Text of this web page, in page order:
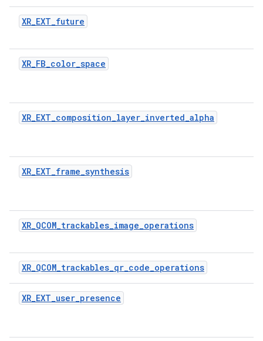
XR_EXT_future
XR_FB_color_space
XR_EXT_composition_layer_inverted_alpha
XR_EXT_frame_synthesis
XR_QCOM_trackables_image_operations
XR_QCOM_trackables_qr_code_operations
XR_EXT_user_presence